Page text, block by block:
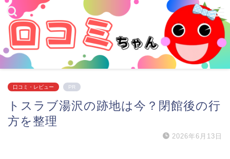
口コミ・レビュー PR
トスラブ湯沢の跡地は今？閉館後の行
方を整理
2026年6月13日